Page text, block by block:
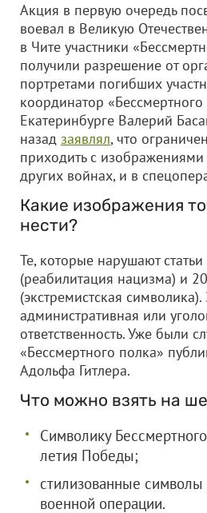
Акция в первую очередь
воевал в Великую
в Чите участники
получили разрешение от
портретами погибших
координатор
Екатеринбурге Валерий
назад заявлял, что
приходить с
других войнах, и в
Какие изображения
нести?
Те, которые нарушают
(реабилитация нацизма) и
(экстремистская
административная или
ответственность. Уже были
«Бессмертного полка»
Адольфа Гитлера.
Что можно взять на
Символику
летия Победы;
стилизованные символы
военной операции.